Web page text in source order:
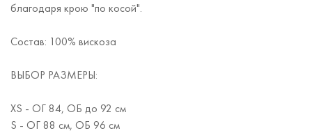
благодаря крою "по косой".
Состав: 100% вискоза
ВЫБОР РАЗМЕРЫ:
XS - ОГ 84, ОБ до 92 см
S - ОГ 88 см, ОБ 96 см